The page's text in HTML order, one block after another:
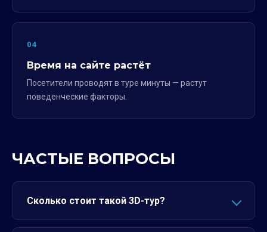
04
Время на сайте растёт
Посетители проводят в туре минуты — растут
поведенческие факторы.
ЧАСТЫЕ ВОПРОСЫ
Сколько стоит такой 3D-тур?